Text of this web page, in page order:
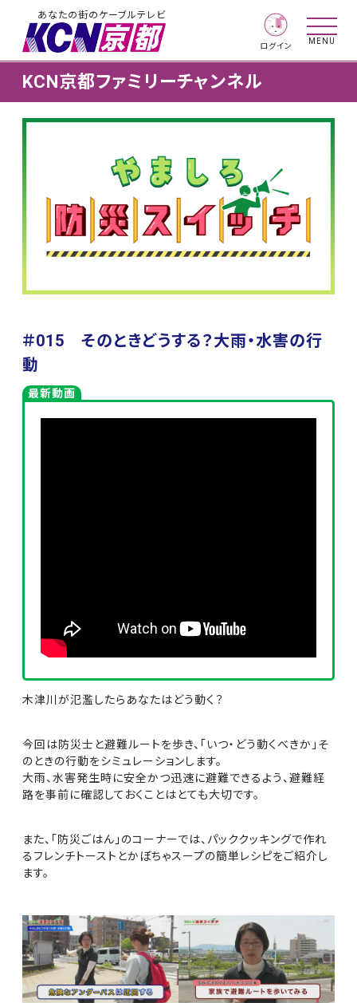
あなたの街のケーブルテレビ
ログイン
MENU
KCN京都ファミリーチャンネル
＃015 そのときどうする？大雨・水害の行
動
最新動画
木津川が氾濫したらあなたはどう動く？
今回は防災士と避難ルートを歩き、「いつ・どう動くべきか」そ
のときの行動をシミュレーションします。
大雨、水害発生時に安全かつ迅速に避難できるよう、避難経
路を事前に確認しておくことはとても大切です。
また、「防災ごはん」のコーナーでは、パッククッキングで作れ
るフレンチトーストとかぼちゃスープの簡単レシピをご紹介し
ます。